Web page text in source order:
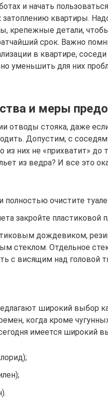
и начать
квартиры.
крепежные детали,
срок. Важно
в квартире,
уменьшить для них
и меры
отводы стояка, даже
Допустим, с
из них не «прихватит» до
из ведра? И все это
полностью очистите
закройте пластиковой
дождевиком,
стеклом. Отдельное
с висящим над головой
широкий выбор
когда кроме
имеется широкий